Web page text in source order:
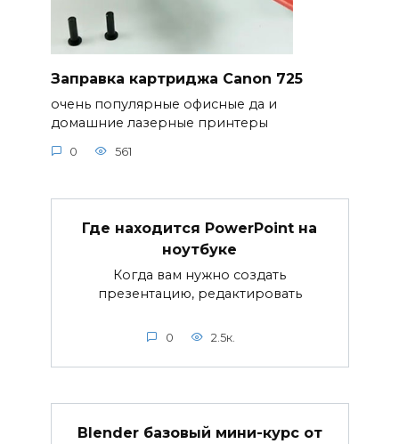
Заправка картриджа Canon 725
очень популярные офисные да и
домашние лазерные принтеры
0 561
Где находится PowerPoint на
ноутбуке
Когда вам нужно создать
презентацию, редактировать
0 2.5к.
Blender базовый мини-курс от